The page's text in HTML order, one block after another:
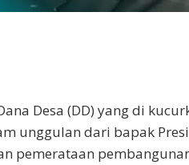
Desa (DD) yang di
unggulan dari bapak
pemerataan